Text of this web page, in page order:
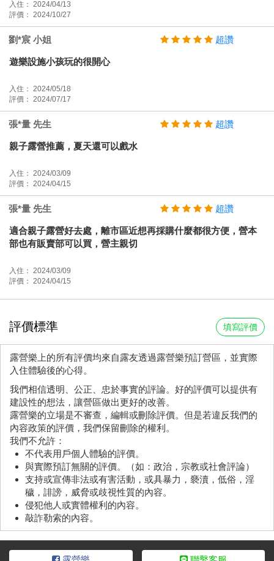
入住： 2024/04/13
評價： 2024/10/27
劉*宸 小姐 超讚
遊樂設施小孩玩的很開心
入住： 2024/05/18
評價： 2024/07/17
張*量 先生 超讚
親子露營推薦，夏天還可以戲水
入住： 2024/03/09
評價： 2024/04/15
張*量 先生 超讚
適合親子露營好去處，離市區近想再採購什麼都很方便，營本
部也有販賣部可以買，營主親切
入住： 2024/03/09
評價： 2024/04/15
評價標準 填寫評價
露營樂上的所有評價均來自露友透過露營樂預訂營區，並實際
入住體驗後的心得。
我們相信透明、公正、忠於事實的評論。好的評價可以提供有
建設性的想法，讓營區做出更好的改善。
露營樂的立場是不審查，編輯或刪除評價。但是若違反我們的
內容政策的評價，我們保留刪除的權利。
我們不允許：
不代表用戶個人體驗的評價。
與實際預訂無關的評價。（如：政治，宗教或社會評論）
支持或宣傳非法或有害活動，或具暴力，褻瀆，低俗，淫
穢，誹謗，威脅或歧視性質的內容。
侵犯他人或實體權利的內容。
敲詐勒索的內容。